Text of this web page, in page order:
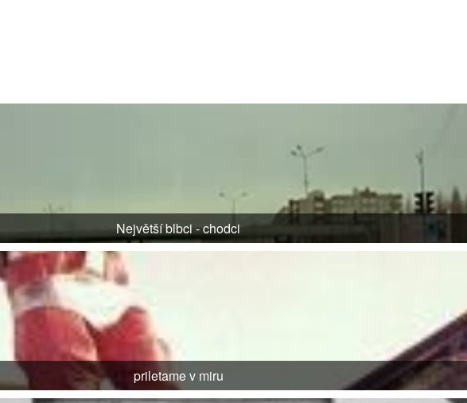
Největší blbci - chodci
priletame v miru